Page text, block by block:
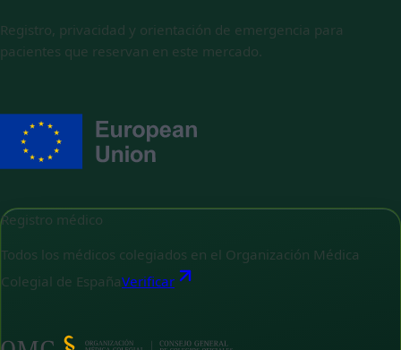
Registro, privacidad y orientación de emergencia para
pacientes que reservan en este mercado.
Registro médico
Todos los médicos colegiados en el Organización Médica
Colegial de EspañaVerificar